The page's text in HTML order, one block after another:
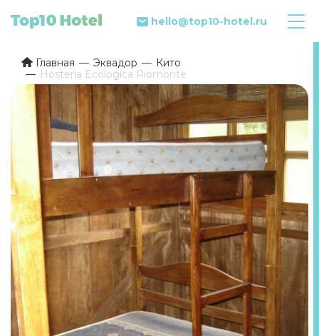
hello@top10-hotel.ru
Главная Эквадор
Кито
Hosteria Ecologica Riomonte